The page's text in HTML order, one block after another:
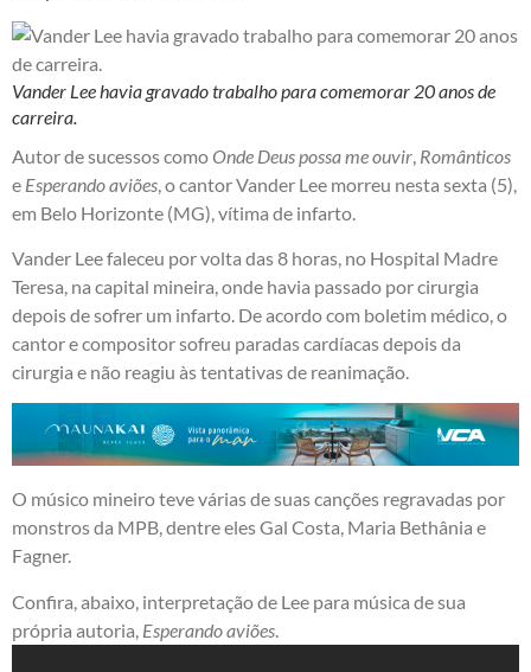
Vander Lee havia gravado trabalho para comemorar 20 anos de
carreira.
Autor de sucessos comoOnde Deus possa me ouvir Românticos
e Esperando aviões , o cantor Vander Lee morreu nesta sexta (5),
em Belo Horizonte (MG), vítima de infarto.
Vander Lee faleceu por volta das 8 horas, no Hospital Madre
Teresa, na capital mineira, onde havia passado por cirurgia
depois de sofrer um infarto. De acordo com boletim médico, o
cantor e compositor sofreu paradas cardíacas depois da
cirurgia e não reagiu às tentativas de reanimação.
O músico mineiro teve várias de suas canções regravadas por
monstros da MPB, dentre eles Gal Costa, Maria Bethânia e
Fagner.
Confira, abaixo, interpretação de Lee para música de sua
própria autoria, Esperando aviões